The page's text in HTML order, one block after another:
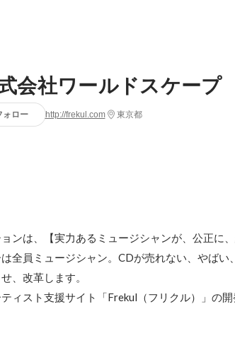
会社ワールドスケープ
ォロー http://frekul.com 東京都
ンは、【実力あるミュージシャンが、公正に
全員ミュージシャン。CDが売れない、やば
、改革します。
ィスト支援サイト「Frekul（フリクル）」の開